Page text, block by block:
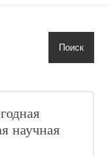
Поиск
научная